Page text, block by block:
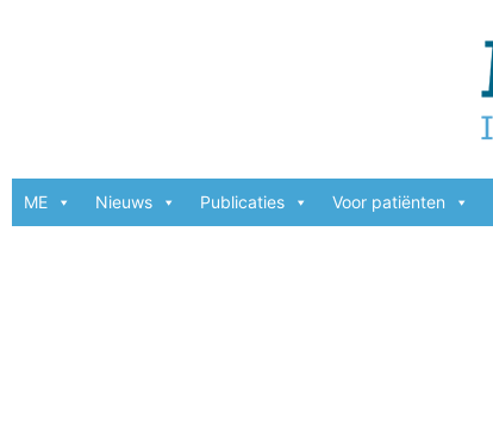
ME Nieuws Publicaties Voor patiënten